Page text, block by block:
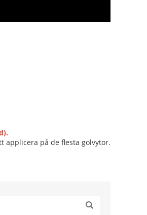
applicera på de flesta golvytor.